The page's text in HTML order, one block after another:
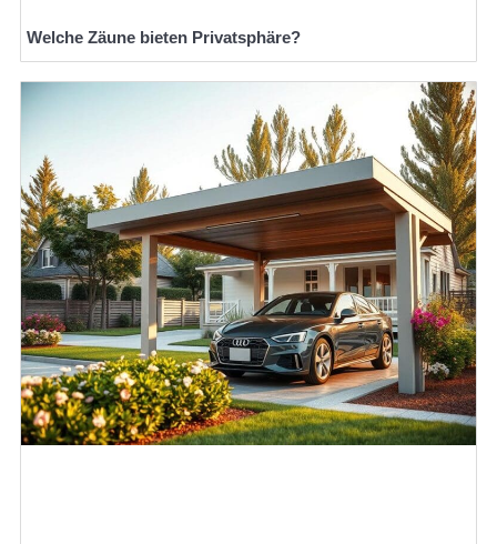
Welche Zäune bieten Privatsphäre?